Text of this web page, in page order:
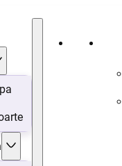
Acasă